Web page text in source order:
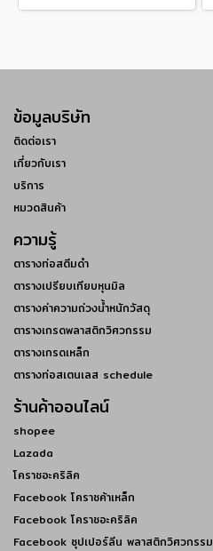
ข้อมูลบริษัท
ติดต่อเรา
เกี่ยวกับเรา
บริการ
หมวดสินค้า
ความรู้
ตารางท่อสตีมดำ
ตารางเปรียบเทียบหุนมิล
ตารางค่าความถ่วงน้ำหนักวัสดุ
ตารางเกรดพลาสติกวิศวกรรม
ตารางเกรดเหล็ก
ตารางท่อสเตนเลส schedule
ร้านค้าออนไลน์
shopee
Lazada
โคราชอะคริลิค
Facebook โคราชค้าเหล็ก
Facebook โคราชอะคริลิค
Facebook ซุปเปอร์ลีน พลาสติกวิศวกรรม